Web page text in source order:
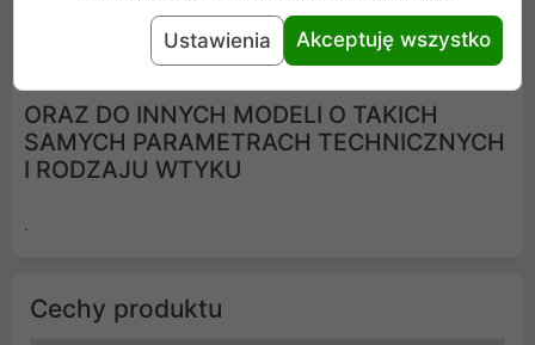
2, RT, 1512, 1536.
ORAZ DO INNYCH MODELI O TAKICH
SAMYCH PARAMETRACH TECHNICZNYCH
I RODZAJU WTYKU
Cechy produktu
Ustawienia Akceptuję wszystko